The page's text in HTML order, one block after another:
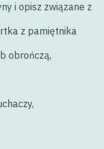
i opisz związane z
z pamiętnika
obrończą,